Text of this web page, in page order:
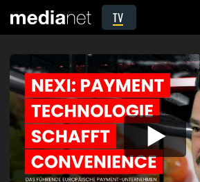
TV